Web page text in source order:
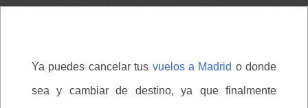
Ya puedes cancelar tus vuelos a Madrid o donde
sea y cambiar de destino, ya que finalmente